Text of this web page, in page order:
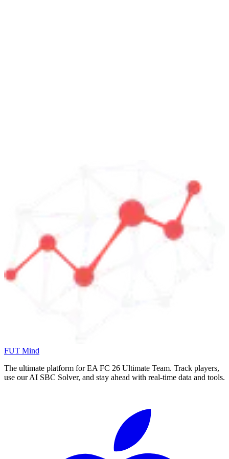
FUT Mind
The ultimate platform for EA FC 26 Ultimate Team. Track players,
use our AI SBC Solver, and stay ahead with real-time data and tools.